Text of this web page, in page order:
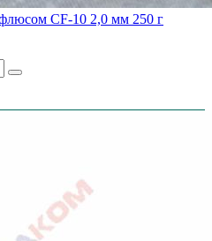
CF-10 2,0 мм 250 г